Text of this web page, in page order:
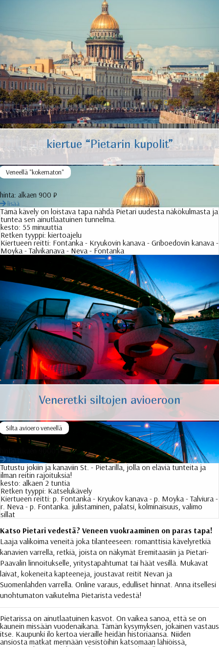
kiertue “Pietarin kupolit”
Veneellä "kokematon"
hinta: alkaen 900 ₽
lisää
Tämä kävely on loistava tapa nähdä Pietari uudesta näkökulmasta ja
tuntea sen ainutlaatuinen tunnelma.
kesto: 55 minuuttia
Retken tyyppi: kiertoajelu
Kiertueen reitti: Fontanka - Kryukovin kanava - Griboedovin kanava -
Moyka - Talvikanava - Neva - Fontanka
Veneretki siltojen avioeroon
Silta avioero veneellä
alkaen 9000 ₽
lisää
Tutustu jokiin ja kanaviin St. - Pietarilla, jolla on eläviä tunteita ja
ilman reitin rajoituksia!
kesto: alkaen 2 tuntia
Retken tyyppi: Katselukävely
Kiertueen reitti: p. Fontanka - Kryukov kanava - p. Moyka - Talviura -
r. Neva - p. Fontanka. julistaminen, palatsi, kolminaisuus, valimo
sillat
Katso Pietari vedestä? Veneen vuokraaminen on paras tapa!
Laaja valikoima veneitä joka tilanteeseen: romanttisia kävelyretkiä
kanavien varrella, retkiä, joista on näkymät Eremitaasiin ja Pietari-
Paavalin linnoitukselle, yritystapahtumat tai häät vesillä. Mukavat
laivat, kokeneita kapteeneja, joustavat reitit Nevan ja
Suomenlahden varrella. Online varaus, edulliset hinnat. Anna itsellesi
unohtumaton vaikutelma Pietarista vedestä!
Pietarissa on ainutlaatuinen kasvot. On vaikea sanoa, että se on
kaunein missään vuodenaikana. Tämän kysymyksen, jokainen vastaus
itse. Kaupunki ilo kertoa vieraille heidän historiaansa. Niiden
ansiosta matkat mennään vesistöihin katsomaan lähiöissä,